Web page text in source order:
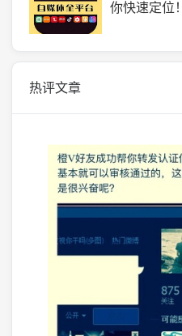
你快速定位！
热评文章